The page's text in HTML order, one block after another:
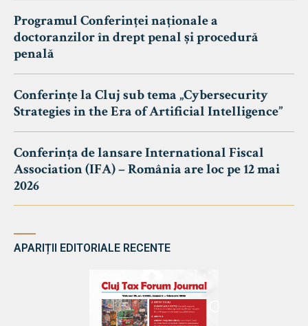
Programul Conferinței naționale a
doctoranzilor în drept penal și procedură
penală
Conferințe la Cluj sub tema „Cybersecurity
Strategies in the Era of Artificial Intelligence”
Conferința de lansare International Fiscal
Association (IFA) – România are loc pe 12 mai
2026
APARIȚII EDITORIALE RECENTE